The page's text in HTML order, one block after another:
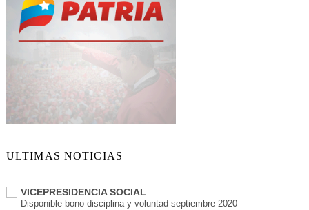
ULTIMAS NOTICIAS
VICEPRESIDENCIA SOCIAL
Disponible bono disciplina y voluntad septiembre 2020